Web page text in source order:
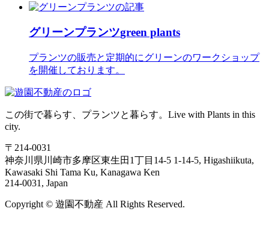
グリーンプランツgreen plants
プランツの販売と定期的にグリーンのワークショップ
を開催しております。
この街で暮らす、プランツと暮らす。 Live with Plants in this
city.
〒214-0031
神奈川県川崎市多摩区東生田1丁目14-5 1-14-5, Higashiikuta,
Kawasaki Shi Tama Ku, Kanagawa Ken
214-0031, Japan
Copyright © 遊園不動産 All Rights Reserved.